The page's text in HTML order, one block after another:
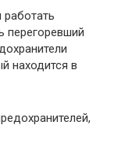
перегоревший
находится в